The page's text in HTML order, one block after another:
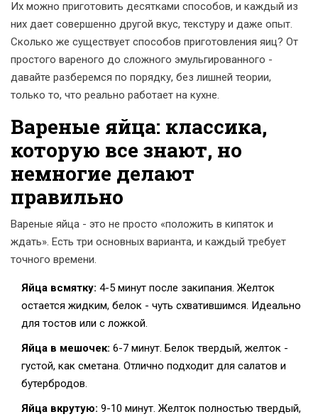
Их можно приготовить десятками способов, и каждый из
них дает совершенно другой вкус, текстуру и даже опыт.
Сколько же существует способов приготовления яиц? От
простого вареного до сложного эмульгированного -
давайте разберемся по порядку, без лишней теории,
только то, что реально работает на кухне.
Вареные яйца: классика,
которую все знают, но
немногие делают
правильно
Вареные яйца - это не просто «положить в кипяток и
ждать». Есть три основных варианта, и каждый требует
точного времени.
Яйца всмятку: 4-5 минут после закипания. Желток
остается жидким, белок - чуть схватившимся. Идеально
для тостов или с ложкой.
Яйца в мешочек: 6-7 минут. Белок твердый, желток -
густой, как сметана. Отлично подходит для салатов и
бутербродов.
Яйца вкрутую: 9-10 минут. Желток полностью твердый,